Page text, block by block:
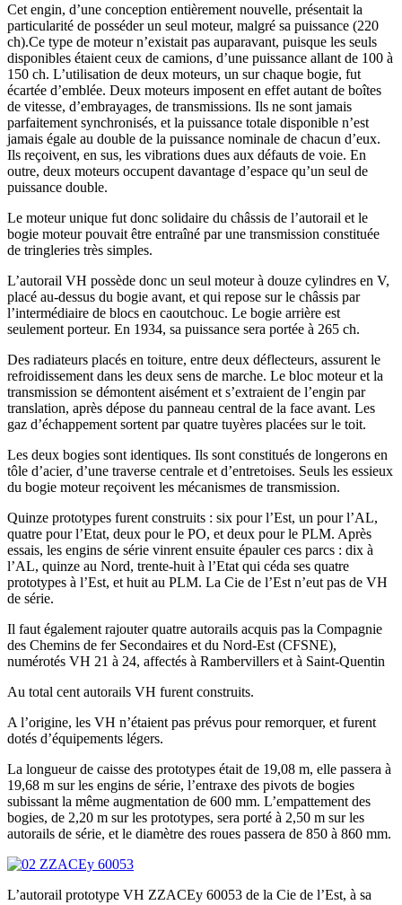
Cet engin, d’une conception entièrement nouvelle, présentait la
particularité de posséder un seul moteur, malgré sa puissance (220
ch).Ce type de moteur n’existait pas auparavant, puisque les seuls
disponibles étaient ceux de camions, d’une puissance allant de 100 à
150 ch. L’utilisation de deux moteurs, un sur chaque bogie, fut
écartée d’emblée. Deux moteurs imposent en effet autant de boîtes
de vitesse, d’embrayages, de transmissions. Ils ne sont jamais
parfaitement synchronisés, et la puissance totale disponible n’est
jamais égale au double de la puissance nominale de chacun d’eux.
Ils reçoivent, en sus, les vibrations dues aux défauts de voie. En
outre, deux moteurs occupent davantage d’espace qu’un seul de
puissance double.
Le moteur unique fut donc solidaire du châssis de l’autorail et le
bogie moteur pouvait être entraîné par une transmission constituée
de tringleries très simples.
L’autorail VH possède donc un seul moteur à douze cylindres en V,
placé au-dessus du bogie avant, et qui repose sur le châssis par
l’intermédiaire de blocs en caoutchouc. Le bogie arrière est
seulement porteur. En 1934, sa puissance sera portée à 265 ch.
Des radiateurs placés en toiture, entre deux déflecteurs, assurent le
refroidissement dans les deux sens de marche. Le bloc moteur et la
transmission se démontent aisément et s’extraient de l’engin par
translation, après dépose du panneau central de la face avant. Les
gaz d’échappement sortent par quatre tuyères placées sur le toit.
Les deux bogies sont identiques. Ils sont constitués de longerons en
tôle d’acier, d’une traverse centrale et d’entretoises. Seuls les essieux
du bogie moteur reçoivent les mécanismes de transmission.
Quinze prototypes furent construits : six pour l’Est, un pour l’AL,
quatre pour l’Etat, deux pour le PO, et deux pour le PLM. Après
essais, les engins de série vinrent ensuite épauler ces parcs : dix à
l’AL, quinze au Nord, trente-huit à l’Etat qui céda ses quatre
prototypes à l’Est, et huit au PLM. La Cie de l’Est n’eut pas de VH
de série.
Il faut également rajouter quatre autorails acquis pas la Compagnie
des Chemins de fer Secondaires et du Nord-Est (CFSNE),
numérotés VH 21 à 24, affectés à Rambervillers et à Saint-Quentin
Au total cent autorails VH furent construits.
A l’origine, les VH n’étaient pas prévus pour remorquer, et furent
dotés d’équipements légers.
La longueur de caisse des prototypes était de 19,08 m, elle passera à
19,68 m sur les engins de série, l’entraxe des pivots de bogies
subissant la même augmentation de 600 mm. L’empattement des
bogies, de 2,20 m sur les prototypes, sera porté à 2,50 m sur les
autorails de série, et le diamètre des roues passera de 850 à 860 mm.
L’autorail prototype VH ZZACEy 60053 de la Cie de l’Est, à sa